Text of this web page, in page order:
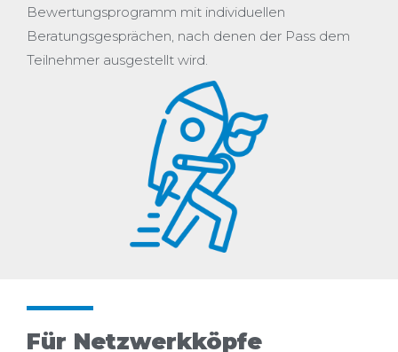
Bewertungsprogramm mit individuellen
Beratungsgesprächen, nach denen der Pass dem
Teilnehmer ausgestellt wird.
Für Netzwerkköpfe